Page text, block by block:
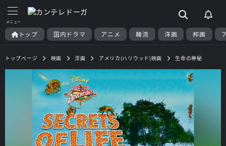
トップ 国内ドラマ アニメ 韓流 洋画 邦画
トップページ 映画 洋画 アメリカ(ハリウッド)映画 生命の神秘